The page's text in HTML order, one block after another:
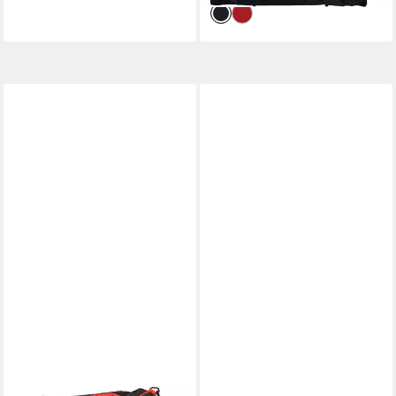
geräumig, Nassfach